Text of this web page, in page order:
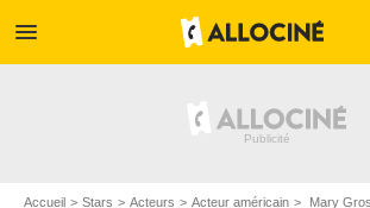
menu
Accueil Stars Acteurs Acteur américain Mary